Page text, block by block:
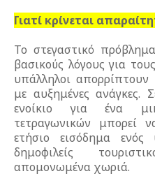
Γιατί κρίνεται
Το στεγαστικό
βασικούς λόγους για
υπάλληλοι απορρίπτουν
με αυξημένες ανάγκες.
ενοίκιο για ένα
τετραγωνικών μπορεί
ετήσιο εισόδημα ενός
δημοφιλείς
απομονωμένα χωριά.